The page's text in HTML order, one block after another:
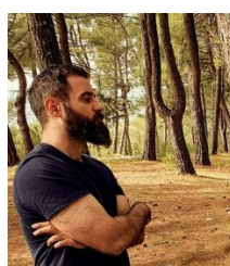
variants.
The
options
may
be
chosen
on
the
product
page